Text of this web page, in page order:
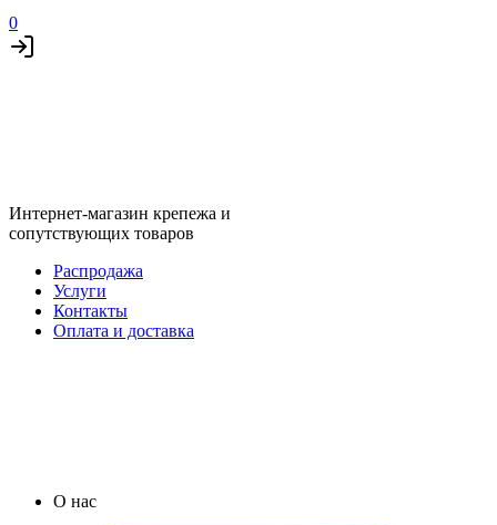
0
Интернет-магазин крепежа и
сопутствующих товаров
Распродажа
Услуги
Контакты
Оплата и доставка
О нас